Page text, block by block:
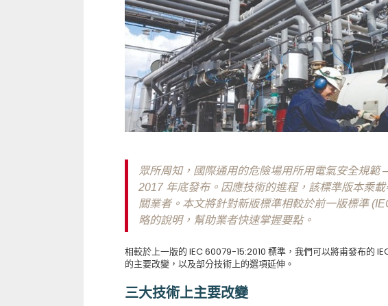
眾所周知，國際通用的危險場用所用電氣安全規範
2017 年底發布。因應技術的進程，該標準版本乘
關業者。本文將針對新版標準相較於前一版標準
略的說明，幫助業者快速掌握要點。
相較於上一版的 IEC 60079-15:2010 標準，我們可以將甫發布的
的主要改變，以及部分技術上的選項延伸。
三大技術上主要改變